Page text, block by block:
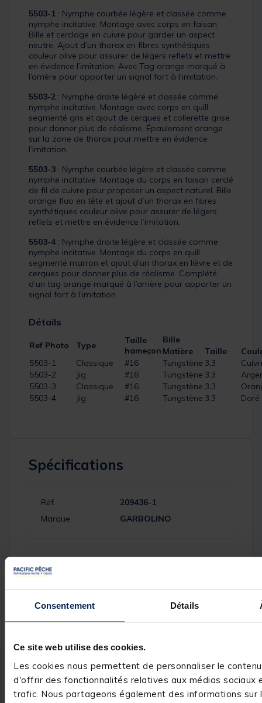
Consentement Détails
Ce site web utilise des cookies.
Les cookies nous permettent de personnaliser le
d'offrir des fonctionnalités relatives aux médias sociaux
trafic. Nous partageons également des informations sur
5503-1 : Nymphe courbée légère et classée comme
nymphe incitative. Montage avec corps en faisan.
Bille et cerclage en cuivre pour garder un aspect
neutre. Ajout d’un thorax en fibres synthétiques
couleur olive pour assurer de légers reflets et mettre
en évidence l’imitation. Avec Tag orange marqué à
l’arrière pour apporter un signal fort à l’imitation.
5503-2 : Nymphe droite légère et classée comme
nymphe incitative. Montage avec corps en quill
segmenté gris et ajout de cerques et collerette grise
pour donner plus de réalisme. Épaulement orange
sur la zone de thorax pour mettre en évidence
l’imitation.
5503-3 : Nymphe courbée légère et classée comme
nymphe incitative. Montage du corps en faisan cerclé
de fil de cuivre pour proposer un aspect naturel. Bille
orange fluo en tête et ajout d’un thorax en fibres
synthétiques couleur olive pour assurer de légers
reflets et mettre en évidence l’imitation.
5503-4 : Nymphe droite légère et classée comme
nymphe incitative. Montage du corps en quill
segmenté marron et ajout d’un thorax en lièvre et de
cerques pour donner plus de réalisme. Complété
d’un tag orange marqué à l’arrière pour apporter un
signal fort à l’imitation.
Détails
Ref Photo Type
Taille
hameçon
Bille
Matière
Taille
5503-1
Classique #16 Tungstène 3,3
5503-2
Jig #16 Tungstène 3,3
5503-3
Classique #16 Tungstène 3,3
5503-4
Jig #16 Tungstène 3,3 Doré
Spécifications
Réf.
209436-1
Marque
GARBOLINO
Ces produits pourraient vous
intéresser :